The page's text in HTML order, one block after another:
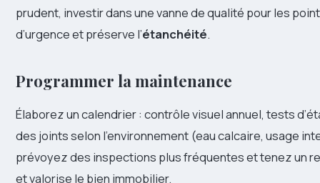
prudent, investir dans une vanne de qualité pour les
d’urgence et préserve l’étanchéité.
Programmer la maintenance
Élaborez un calendrier : contrôle visuel annuel, tests
des joints selon l’environnement (eau calcaire, usage
prévoyez des inspections plus fréquentes et tenez un
et valorise le bien immobilier.